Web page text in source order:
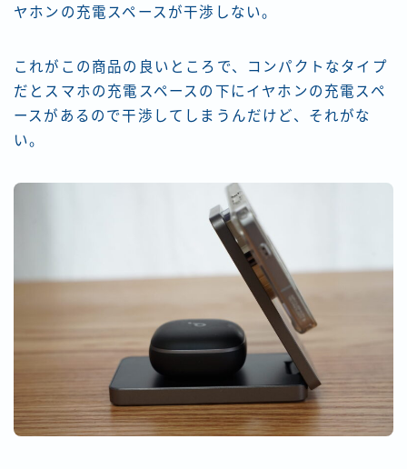
ヤホンの充電スペースが干渉しない。
これがこの商品の良いところで、コンパクトなタイプ
だとスマホの充電スペースの下にイヤホンの充電スペ
ースがあるので干渉してしまうんだけど、それがな
い。